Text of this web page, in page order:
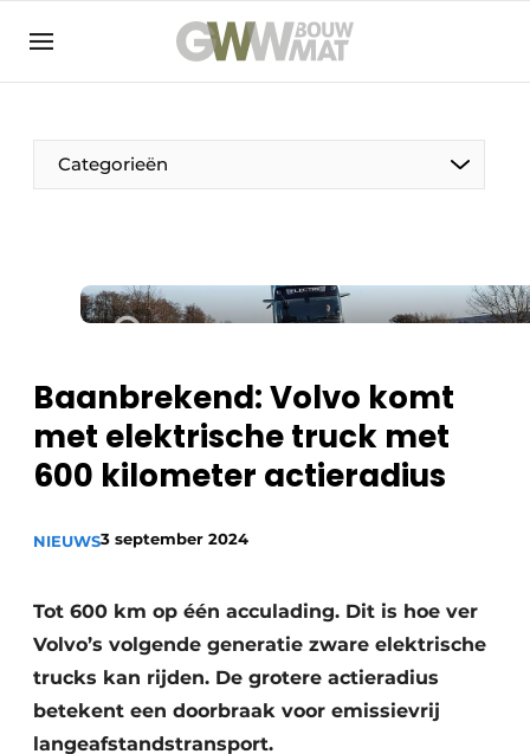
NL EN
Categorieën
De Pen
Baanbrekend: Volvo komt
met elektrische truck met
600 kilometer actieradius
NIEUWS3 september 2024
Tot 600 km op één acculading. Dit is hoe ver
Volvo’s volgende generatie zware elektrische
trucks kan rijden. De grotere actieradius
betekent een doorbraak voor emissievrij
langeafstandstransport.